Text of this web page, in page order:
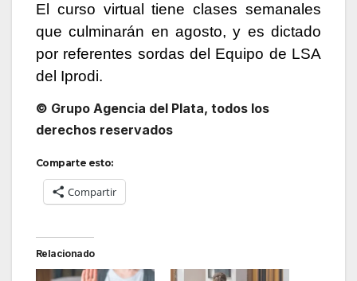
El curso virtual tiene clases semanales
que culminarán en agosto, y es dictado
por referentes sordas del Equipo de LSA
del Iprodi.
© Grupo Agencia del Plata, todos los
derechos reservados
Comparte esto:
Compartir
Relacionado